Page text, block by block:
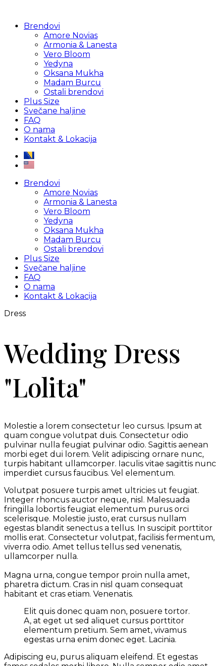
Brendovi
Amore Novias
Armonia & Lanesta
Vero Bloom
Yedyna
Oksana Mukha
Madam Burcu
Ostali brendovi
Plus Size
Svečane haljine
FAQ
O nama
Kontakt & Lokacija
Brendovi
Amore Novias
Armonia & Lanesta
Vero Bloom
Yedyna
Oksana Mukha
Madam Burcu
Ostali brendovi
Plus Size
Svečane haljine
FAQ
O nama
Kontakt & Lokacija
Dress
Wedding Dress
"Lolita"
Molestie a lorem consectetur leo cursus. Ipsum at
quam congue volutpat duis. Consectetur odio
pulvinar nulla feugiat pulvinar odio. Sagittis aenean
morbi eget dui lorem. Velit adipiscing ornare nunc,
turpis habitant ullamcorper. Iaculis vitae sagittis nunc
imperdiet cursus faucibus. Vel elementum.
Volutpat posuere turpis amet ultricies ut feugiat.
Integer rhoncus auctor neque, nisl. Malesuada
fringilla lobortis feugiat elementum purus orci
scelerisque. Molestie justo, erat cursus nullam
egestas blandit senectus a tellus. In suscipit porttitor
mollis erat. Consectetur volutpat, facilisis fermentum,
viverra odio. Amet tellus tellus sed venenatis,
ullamcorper nulla.
Magna urna, congue tempor proin nulla amet,
pharetra dictum. Cras in nisl quam consequat
habitant et cras etiam. Venenatis.
Elit quis donec quam non, posuere tortor.
A, at eget ut sed aliquet cursus porttitor
elementum pretium. Sem amet, vivamus
egestas urna enim donec eget. Lacinia.
Adipiscing eu, purus aliquam eleifend. Et egestas